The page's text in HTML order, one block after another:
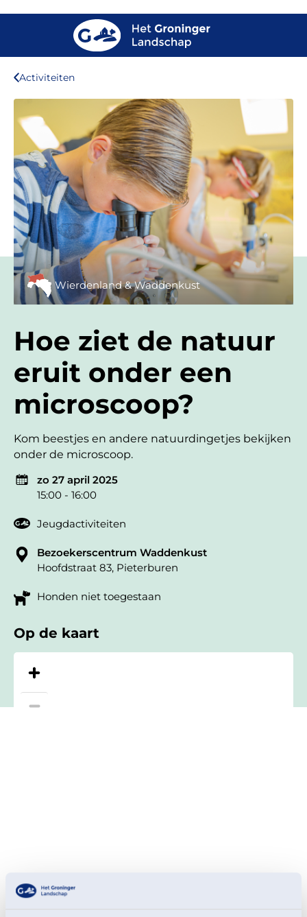
Activiteiten
Wierdenland & Waddenkust
Hoe ziet de natuur
eruit onder een
microscoop?
Kom beestjes en andere natuurdingetjes bekijken
onder de microscoop.
zo 27 april 2025
15:00 - 16:00
Jeugdactiviteiten
Bezoekerscentrum Waddenkust
Hoofdstraat 83, Pieterburen
Honden niet toegestaan
Op de kaart